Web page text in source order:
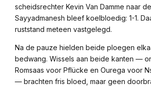
scheidsrechter Kevin Van Damme naar
Sayyadmanesh bleef koelbloedig: 1-1.
ruststand meteen vastgelegd.
Na de pauze hielden beide ploegen
bedwang. Wissels aan beide kanten —
Romsaas voor Pflücke en Ourega voor
— brachten fris bloed, maar geen